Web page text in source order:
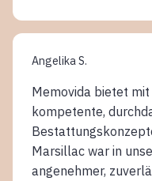
Angelika S.
Memovida bietet
kompetente,
Marsillac war in
angenehmer,